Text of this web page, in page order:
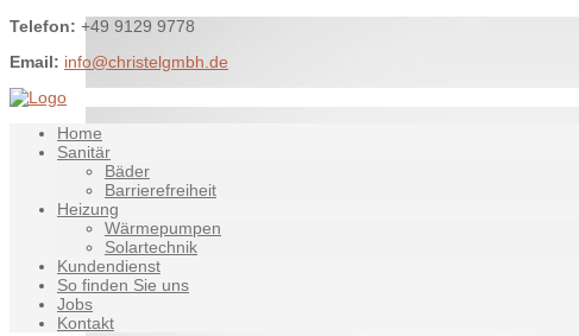
Telefon: +49 9129 9778
Email: info@christelgmbh.de
Home
Sanitär
Bäder
Barrierefreiheit
Heizung
Wärmepumpen
Solartechnik
Kundendienst
So finden Sie uns
Jobs
Kontakt